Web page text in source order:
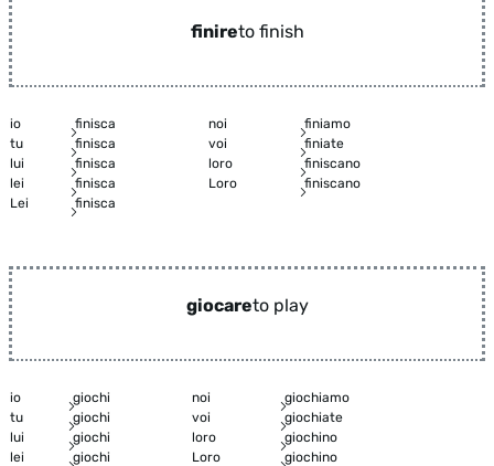
finireto finish
io finisca noi
finiamo
tu
finisca voi
finiate
lui
finisca loro
finiscano
lei
finisca Loro
finiscano
Lei
finisca
giocareto play
io giochi noi
giochiamo
tu
giochi voi
giochiate
lui
giochi loro
giochino
lei
giochi Loro
giochino